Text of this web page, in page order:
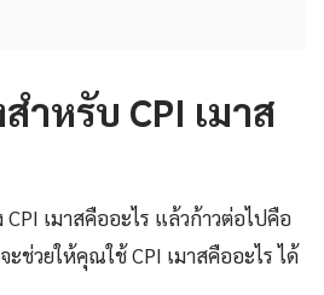
ำหรับ CPI เมาส
เมาสคืออะไร แล้วก้าวต่อไปคือ
ช่วยให้คุณใช้ CPI เมาสคืออะไร ได้